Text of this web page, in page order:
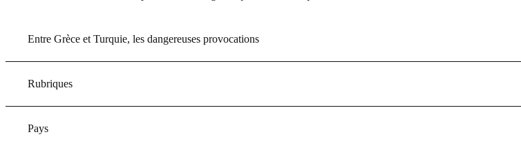
Entre Grèce et Turquie, les dangereuses provocations
Rubriques
Pays